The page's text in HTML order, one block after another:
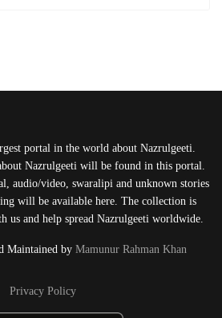
portal in the world about Nazrulgeeti.
Nazrulgeeti will be found in this portal.
audio/video, swaralipi and unknown stories
will be available here. The collection is
us and help spread Nazrulgeeti worldwide.
Maintained by Mamunur Rahman Khan
Privacy Policy